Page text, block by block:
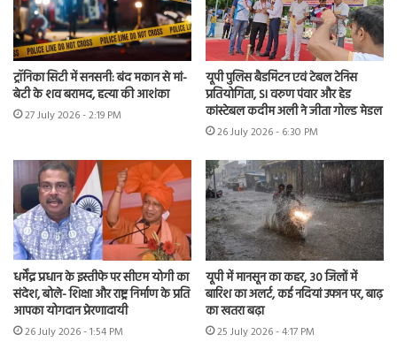
ट्रॉनिका सिटी में सनसनी: बंद मकान से मां-
बेटी के शव बरामद, हत्या की आशंका
27 July 2026 - 2:19 PM
यूपी पुलिस बैडमिंटन एवं टेबल टेनिस
प्रतियोगिता, SI वरुण पंवार और हेड
कांस्टेबल कदीम अली ने जीता गोल्ड मेडल
26 July 2026 - 6:30 PM
धर्मेंद्र प्रधान के इस्तीफे पर सीएम योगी का
संदेश, बोले- शिक्षा और राष्ट्र निर्माण के प्रति
आपका योगदान प्रेरणादायी
26 July 2026 - 1:54 PM
यूपी में मानसून का कहर, 30 जिलों में
बारिश का अलर्ट, कई नदियां उफान पर, बाढ़
का खतरा बढ़ा
25 July 2026 - 4:17 PM